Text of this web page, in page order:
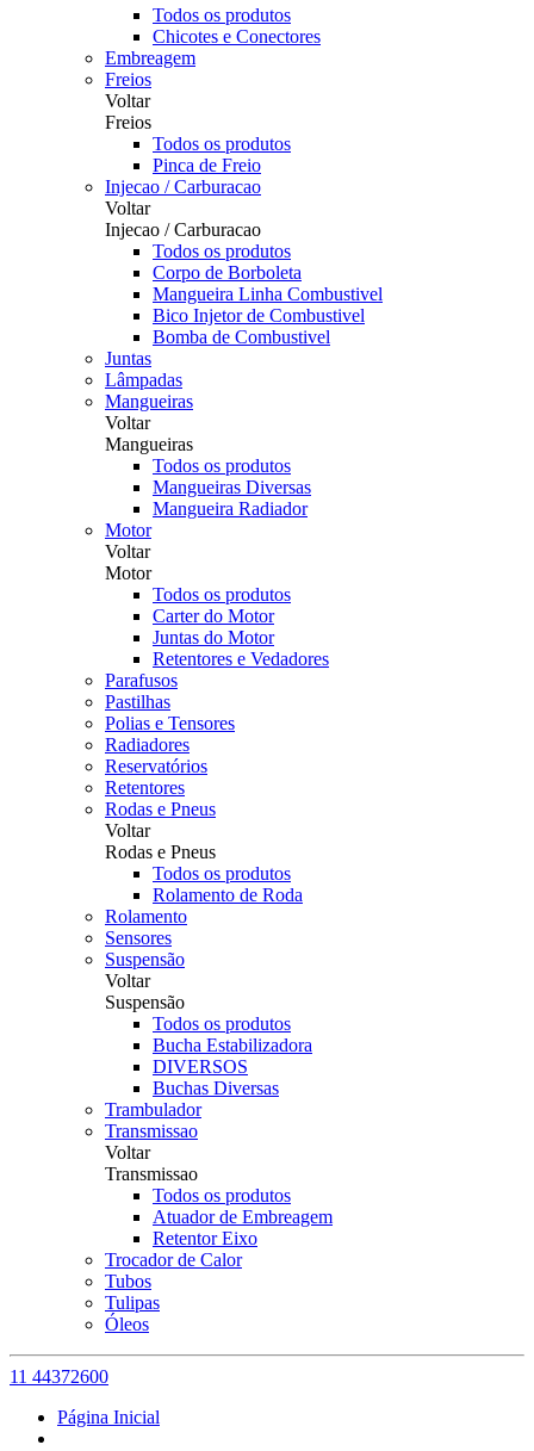
Todos os produtos
Chicotes e Conectores
Embreagem
Freios
Voltar
Freios
Todos os produtos
Pinca de Freio
Injecao / Carburacao
Voltar
Injecao / Carburacao
Todos os produtos
Corpo de Borboleta
Mangueira Linha Combustivel
Bico Injetor de Combustivel
Bomba de Combustivel
Juntas
Lâmpadas
Mangueiras
Voltar
Mangueiras
Todos os produtos
Mangueiras Diversas
Mangueira Radiador
Motor
Voltar
Motor
Todos os produtos
Carter do Motor
Juntas do Motor
Retentores e Vedadores
Parafusos
Pastilhas
Polias e Tensores
Radiadores
Reservatórios
Retentores
Rodas e Pneus
Voltar
Rodas e Pneus
Todos os produtos
Rolamento de Roda
Rolamento
Sensores
Suspensão
Voltar
Suspensão
Todos os produtos
Bucha Estabilizadora
DIVERSOS
Buchas Diversas
Trambulador
Transmissao
Voltar
Transmissao
Todos os produtos
Atuador de Embreagem
Retentor Eixo
Trocador de Calor
Tubos
Tulipas
Óleos
11 44372600
Página Inicial